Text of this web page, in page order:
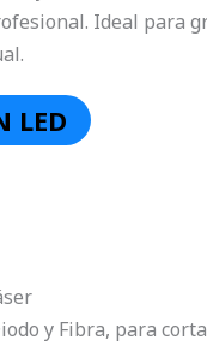
Ideal para
LED
y Fibra, para